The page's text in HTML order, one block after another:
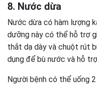
8. Nước dừa
Nước dừa có hàm lượng
dưỡng này có thể hỗ trợ
thắt dạ dày và chuột rút
dụng để bù nước và hỗ
Người bệnh có thể uống